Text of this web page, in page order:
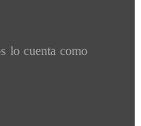
lo cuenta como